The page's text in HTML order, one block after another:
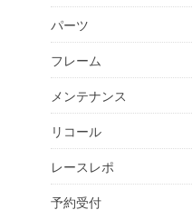
パーツ
フレーム
メンテナンス
リコール
レースレポ
予約受付